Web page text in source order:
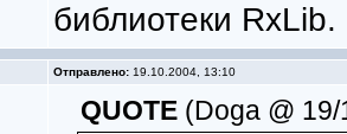
библиотеки RxLib.
Отправлено:19.10.2004, 13:10
QUOTE(Doga @ 19/